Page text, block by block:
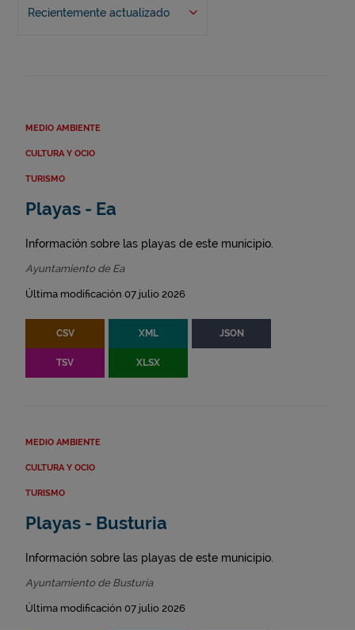
Recientemente actualizado
MEDIO AMBIENTE
CULTURA Y OCIO
TURISMO
Playas - Ea
Información sobre las playas de este municipio.
Ayuntamiento de Ea
Última modificación 07 julio 2026
CSV XML JSON
TSV XLSX
MEDIO AMBIENTE
CULTURA Y OCIO
TURISMO
Playas - Busturia
Información sobre las playas de este municipio.
Ayuntamiento de Busturia
Última modificación 07 julio 2026